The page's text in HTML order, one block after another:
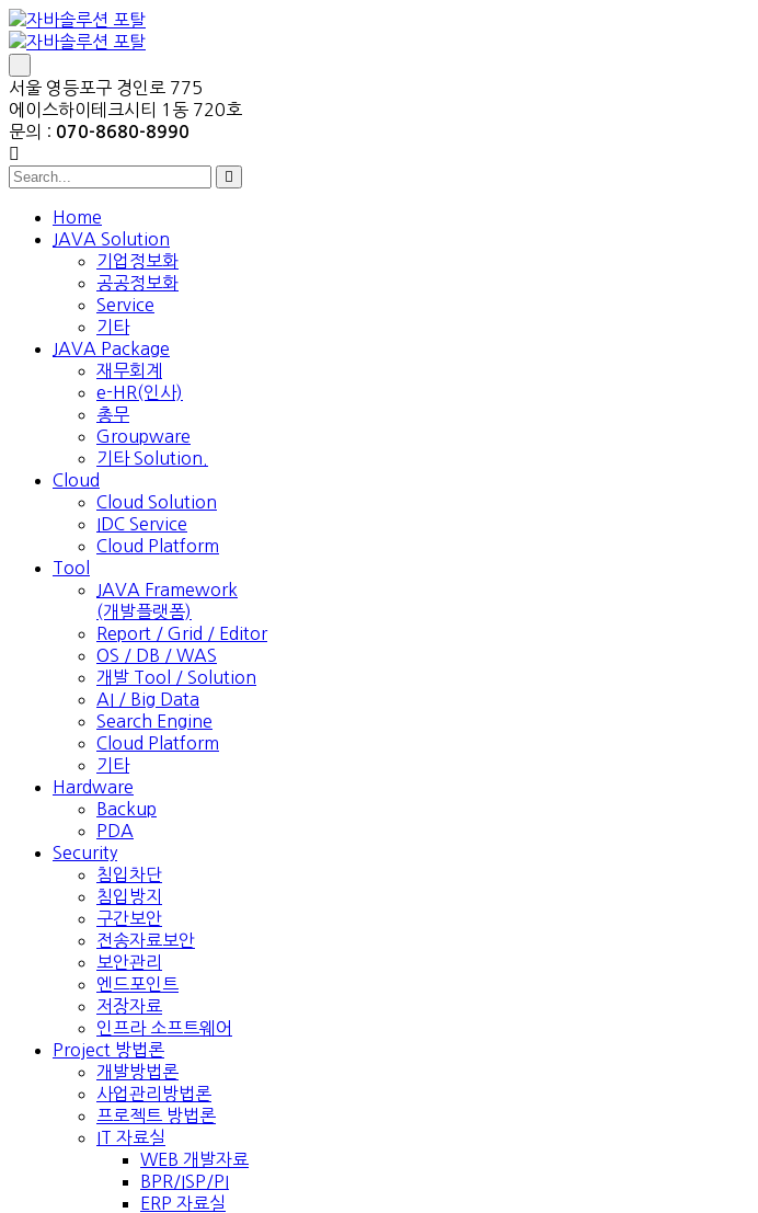
서울 영등포구 경인로 775
에이스하이테크시티 1동 720호
문의 : 070-8680-8990
Home
JAVA Solution
기업정보화
공공정보화
Service
기타
JAVA Package
재무회계
e-HR(인사)
총무
Groupware
기타 Solution.
Cloud
Cloud Solution
IDC Service
Cloud Platform
Tool
JAVA Framework
(개발플랫폼)
Report / Grid / Editor
OS / DB / WAS
개발 Tool / Solution
AI / Big Data
Search Engine
Cloud Platform
기타
Hardware
Backup
PDA
Security
침입차단
침입방지
구간보안
전송자료보안
보안관리
엔드포인트
저장자료
인프라 소프트웨어
Project 방법론
개발방법론
사업관리방법론
프로젝트 방법론
IT 자료실
WEB 개발자료
BPR/ISP/PI
ERP 자료실